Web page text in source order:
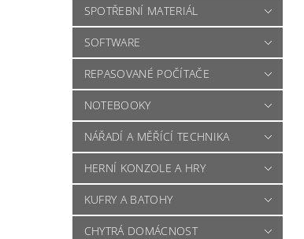
SPOTŘEBNÍ MATERIÁL
SOFTWARE
REPASOVANÉ POČÍTAČE
NOTEBOOKY
NÁŘADÍ A MĚŘÍCÍ TECHNIKA
HERNÍ KONZOLE A HRY
KUFRY A BATOHY
CHYTRÁ DOMÁCNOST